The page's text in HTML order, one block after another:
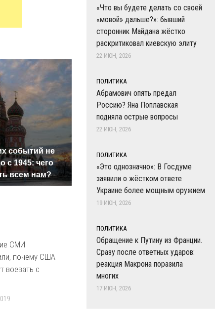
событий не
с 1945: чего
всем нам?
В магазинах России
ажиотаж из-за этого
продукта: что купить?
СМИ
почему США
воевать с
«Что вы будете делать со своей
«мовой» дальше?»: бывший
сторонник Майдана жёстко
раскритиковал киевскую элиту
22 ИЮН, 2026
ПОЛИТИКА
Абрамович опять предал
Россию? Яна Поплавская
подняла острые вопросы
22 ИЮН, 2026
ПОЛИТИКА
«Это однозначно»: В Госдуме
заявили о жёстком ответе
Украине более мощным оружием
19 ИЮН, 2026
ПОЛИТИКА
Обращение к Путину из Франции.
Сразу после ответных ударов:
реакция Макрона поразила
многих
17 ИЮН, 2026